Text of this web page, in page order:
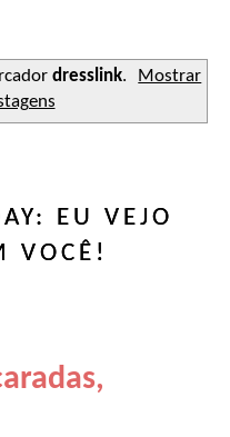
dresslink.
Mostrar
EU VEJO
VOCÊ!